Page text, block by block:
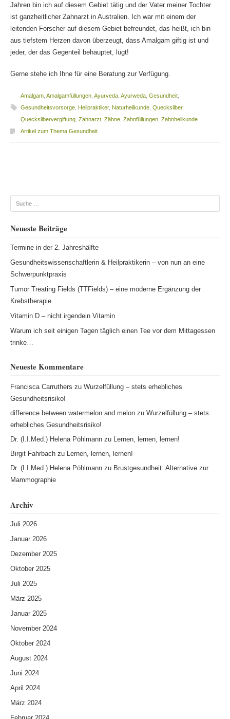
Jahren bin ich auf diesem Gebiet tätig und der Vater meiner Tochter
ist ganzheitlicher Zahnarzt in Australien. Ich war mit einem der
leitenden Forscher auf diesem Gebiet befreundet, das heißt, ich bin
aus tiefstem Herzen davon überzeugt, dass Amalgam giftig ist und
jeder, der das Gegenteil behauptet, lügt!
Gerne stehe ich Ihne für eine Beratung zur Verfügung.
Amalgam, Amalgamfüllungen, Ayurveda, Ayurweda, Gesundheit,
Gesundheitsvorsorge, Heilpraktiker, Naturheilkunde, Quecksilber,
Quecksilbervergiftung, Zahnarzt, Zähne, Zahnfüllungen, Zahnheilkunde
Artikel zum Thema Gesundheit
Suche
Neueste Beiträge
Termine in der 2. Jahreshälfte
Gesundheitswissenschaftlerin & Heilpraktikerin – von nun an eine
Schwerpunktpraxis
Tumor Treating Fields (TTFields) – eine moderne Ergänzung der
Krebstherapie
Vitamin D – nicht irgendein Vitamin
Warum ich seit einigen Tagen täglich einen Tee vor dem Mittagessen
trinke…
Neueste Kommentare
Francisca Carruthers zu Wurzelfüllung – stets erhebliches
Gesundheitsrisiko!
difference between watermelon and melonzu Wurzelfüllung – stets
erhebliches Gesundheitsrisiko!
Dr. (I.I.Med.) Helena Pöhlmannzu Lernen, lernen, lernen!
Birgit Fahrbachzu Lernen, lernen, lernen!
Dr. (I.I.Med.) Helena Pöhlmannzu Brustgesundheit: Alternative zur
Mammographie
Archiv
Juli 2026
Januar 2026
Dezember 2025
Oktober 2025
Juli 2025
März 2025
Januar 2025
November 2024
Oktober 2024
August 2024
Juni 2024
April 2024
März 2024